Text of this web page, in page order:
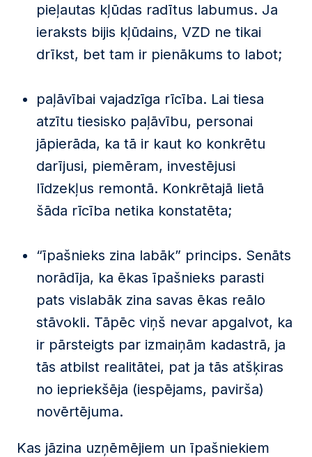
pieļautas kļūdas radītus labumus. Ja
ieraksts bijis kļūdains, VZD ne tikai
drīkst, bet tam ir pienākums to labot;
paļāvībai vajadzīga rīcība. Lai tiesa
atzītu tiesisko paļāvību, personai
jāpierāda, ka tā ir kaut ko konkrētu
darījusi, piemēram, investējusi
līdzekļus remontā. Konkrētajā lietā
šāda rīcība netika konstatēta;
“īpašnieks zina labāk” princips. Senāts
norādīja, ka ēkas īpašnieks parasti
pats vislabāk zina savas ēkas reālo
stāvokli. Tāpēc viņš nevar apgalvot, ka
ir pārsteigts par izmaiņām kadastrā, ja
tās atbilst realitātei, pat ja tās atšķiras
no iepriekšēja (iespējams, pavirša)
novērtējuma.
Kas jāzina uzņēmējiem un īpašniekiem